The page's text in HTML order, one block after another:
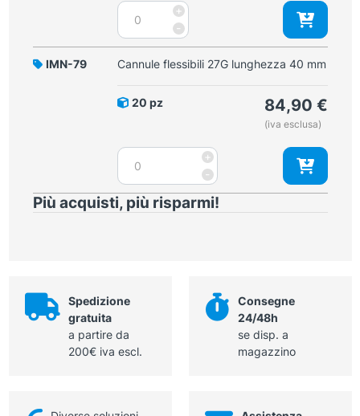
-
Cannule​
flessibili
22G
lunghezza
quantità
+
IMN-79 Cannule​ flessibili 27G lunghezza 40 mm
20 pz 84,90 €
(iva esclusa)
-
Cannule​
flessibili
27G
lunghezza
+
Più acquisti, più risparmi!
Spedizione
gratuita
a partire da
200€ iva escl.
Consegne
24/48h
se disp. a
magazzino